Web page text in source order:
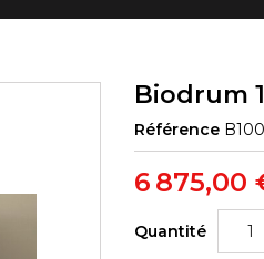
Biodrum
Référence
6 875,00
Quantité